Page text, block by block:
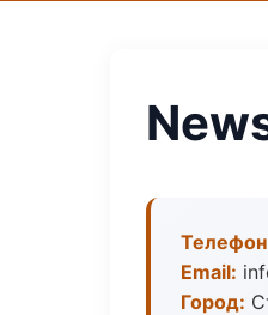
Email:
Город: